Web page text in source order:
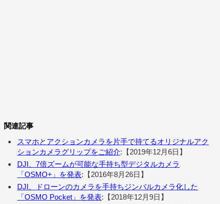
関連記事
スマホとアクションカメラを片手で持てるオリジナルアク
ションカメラグリップをご紹介:【2019年12月6日】
DJI、7倍ズームが可能な手持ち型デジタルカメラ
「OSMO+」を発表:【2016年8月26日】
DJI、ドローンのカメラを手持ちジンバルカメラ化した
「OSMO Pocket」を発表:【2018年12月9日】